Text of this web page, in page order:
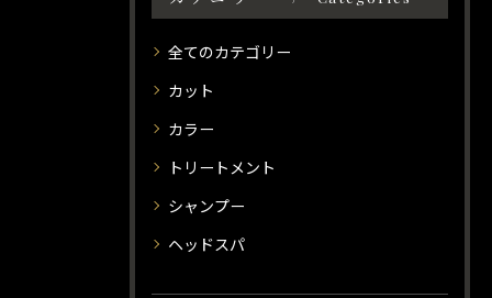
全てのカテゴリー
カット
カラー
トリートメント
シャンプー
ヘッドスパ